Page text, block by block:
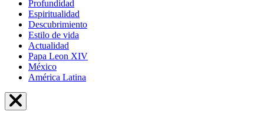
Profundidad
Espiritualidad
Descubrimiento
Estilo de vida
Actualidad
Papa Leon XIV
México
América Latina